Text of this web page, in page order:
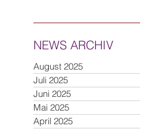
NEWS ARCHIV
August 2025
Juli 2025
Juni 2025
Mai 2025
April 2025